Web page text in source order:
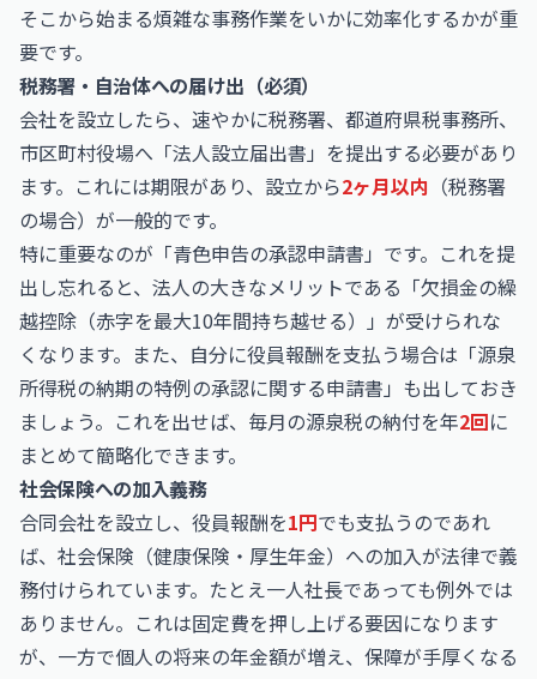
そこから始まる煩雑な事務作業をいかに効率化するかが重
要です。
税務署・自治体への届け出（必須）
会社を設立したら、速やかに税務署、都道府県税事務所、
市区町村役場へ「法人設立届出書」を提出する必要があり
ます。これには期限があり、設立から2ヶ月以内 （税務署
の場合）が一般的です。
特に重要なのが「青色申告の承認申請書」です。これを提
出し忘れると、法人の大きなメリットである「欠損金の繰
越控除（赤字を最大10年間持ち越せる）」が受けられな
くなります。また、自分に役員報酬を支払う場合は「源泉
所得税の納期の特例の承認に関する申請書」も出しておき
ましょう。これを出せば、毎月の源泉税の納付を年2回に
まとめて簡略化できます。
社会保険への加入義務
合同会社を設立し、役員報酬を1円でも支払うのであれ
ば、社会保険（健康保険・厚生年金）への加入が法律で義
務付けられています。たとえ一人社長であっても例外では
ありません。これは固定費を押し上げる要因になります
が、一方で個人の将来の年金額が増え、保障が手厚くなる